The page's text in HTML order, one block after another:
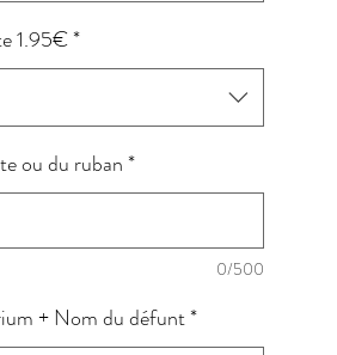
1.95€*
ou du ruban*
0/500
+ Nom du défunt*